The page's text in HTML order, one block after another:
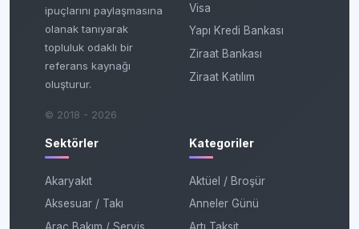
ipuçlarını paylaşmasına
olanak tanıyarak
topluluk odaklı bir
referans kaynağı
oluşturur.
© 2018 - 2026
Visa
Yapı Kredi Bankası
Ziraat Bankası
Ziraat Katılım
Sektörler
Akaryakıt
Aksesuar / Takı
Kategoriler
Aktüel / Broşür
Anneler Günü